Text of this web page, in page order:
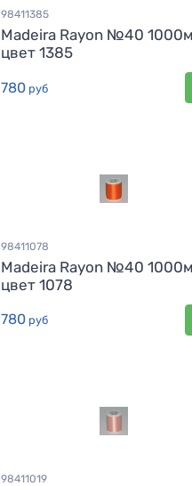
98411385
Madeira Rayon №40 1000м
цвет 1385
780руб
98411078
Madeira Rayon №40 1000м
цвет 1078
780руб
98411019